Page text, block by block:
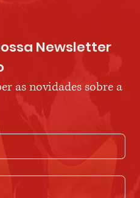
Newsletter
as novidades sobre a